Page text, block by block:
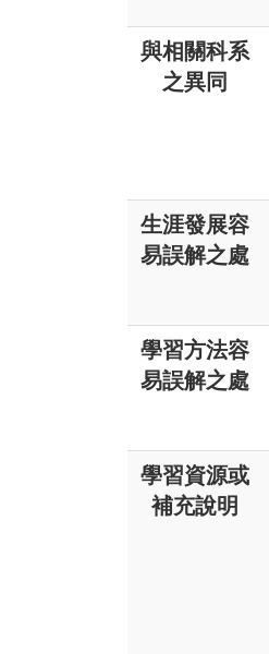
與相關科系
之異同
生涯發展容
易誤解之處
學習方法容
易誤解之處
學習資源或
補充說明